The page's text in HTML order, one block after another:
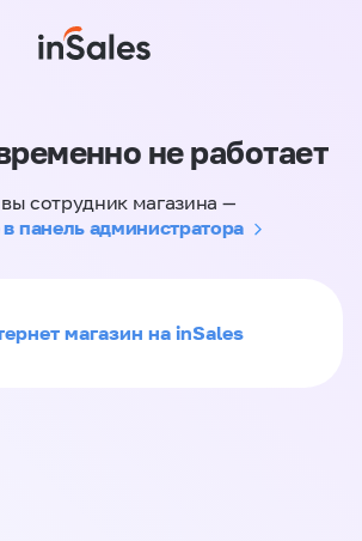
не работает
сотрудник магазина —
панель администратора
магазин на inSales